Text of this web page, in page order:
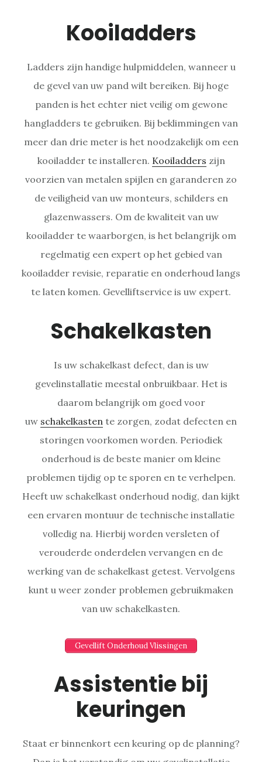
Kooiladders
Ladders zijn handige hulpmiddelen, wanneer u
de gevel van uw pand wilt bereiken. Bij hoge
panden is het echter niet veilig om gewone
hangladders te gebruiken. Bij beklimmingen van
meer dan drie meter is het noodzakelijk om een
kooiladder te installeren. Kooiladders zijn
voorzien van metalen spijlen en garanderen zo
de veiligheid van uw monteurs, schilders en
glazenwassers. Om de kwaliteit van uw
kooiladder te waarborgen, is het belangrijk om
regelmatig een expert op het gebied van
kooiladder revisie, reparatie en onderhoud langs
te laten komen. Gevelliftservice is uw expert.
Schakelkasten
Is uw schakelkast defect, dan is uw
gevelinstallatie meestal onbruikbaar. Het is
daarom belangrijk om goed voor
uw schakelkasten te zorgen, zodat defecten en
storingen voorkomen worden. Periodiek
onderhoud is de beste manier om kleine
problemen tijdig op te sporen en te verhelpen.
Heeft uw schakelkast onderhoud nodig, dan kijkt
een ervaren montuur de technische installatie
volledig na. Hierbij worden versleten of
verouderde onderdelen vervangen en de
werking van de schakelkast getest. Vervolgens
kunt u weer zonder problemen gebruikmaken
van uw schakelkasten.
Gevellift Onderhoud Vlissingen
Assistentie bij
keuringen
Staat er binnenkort een keuring op de planning?